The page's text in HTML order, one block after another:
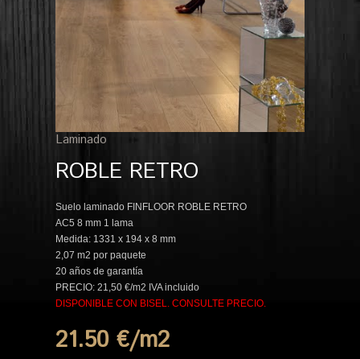
Laminado
ROBLE RETRO
Suelo laminado FINFLOOR ROBLE RETRO
AC5 8 mm 1 lama
Medida: 1331 x 194 x 8 mm
2,07 m2 por paquete
20 años de garantía
PRECIO: 21,50 €/m2 IVA incluido
DISPONIBLE CON BISEL. CONSULTE PRECIO.
21.50 €/m2